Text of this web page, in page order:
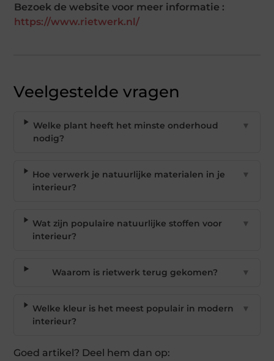
Bezoek de website voor meer informatie :
https://www.rietwerk.nl/
Veelgestelde vragen
Welke plant heeft het minste onderhoud
nodig?
▼
Hoe verwerk je natuurlijke materialen in je
interieur?
▼
Wat zijn populaire natuurlijke stoffen voor
interieur?
▼
Waarom is rietwerk terug gekomen? ▼
Welke kleur is het meest populair in modern
interieur?
▼
Goed artikel? Deel hem dan op: